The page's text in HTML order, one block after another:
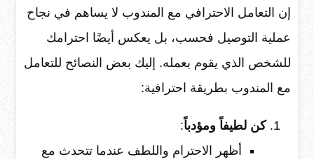
إن التعامل الاحترافي مع المندوب لا يساهم في نجاح
عملية التوصيل فحسب، بل يعكس أيضًا احترامك
للشخص الذي يقوم بعمله. إليك بعض النصائح للتعامل
مع المندوب بطريقة احترافية:
كن لطيفاً ومؤدباً:
أظهر الاحترام واللطف عندما تتحدث مع